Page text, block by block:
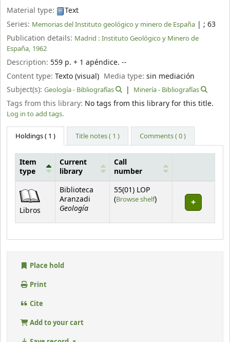
Material type:
Text
Series: Memorias del Instituto geológico y minero de España | ; 63
Publication details: Madrid : Instituto Geológico y Minero de
España, 1962
Description: 559 p. + 1 apéndice. --
Content type: Texto (visual) Media type:sin mediación
Subject(s): Geología - Bibliografías Minería - Bibliografías
Tags from this library: No tags from this library for this title.
Log in to add tags.
Holdings( 1 ) Title notes ( 1 ) Comments ( 0 )
Holdings
Item
type
Current
library
Call
number
Libros
Biblioteca
Aranzadi
Geología
55(01) LOP
(Browse shelf(Opens below)
)
Place hold
Print
Cite
Add to your cart